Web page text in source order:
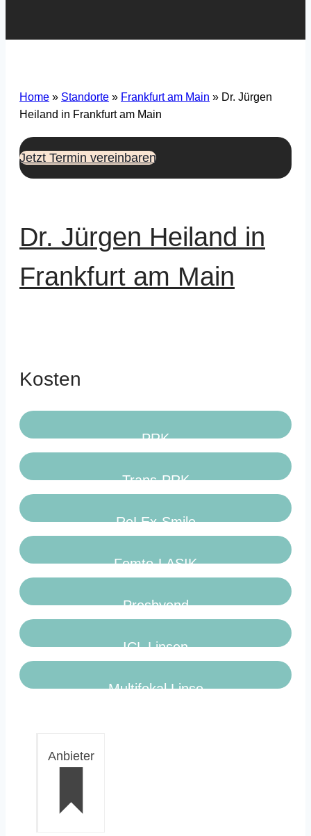
Home » Standorte » Frankfurt am Main » Dr. Jürgen
Heiland in Frankfurt am Main
Jetzt Termin vereinbaren
Dr. Jürgen Heiland in
Frankfurt am Main
Kosten
PRK
Trans-PRK
ReLEx-Smile
Femto-LASIK
Presbyond
ICL Linsen
Multifokal Linse
Anbieter